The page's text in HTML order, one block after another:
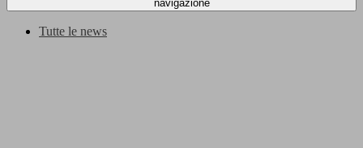
navigazione
Tutte le news